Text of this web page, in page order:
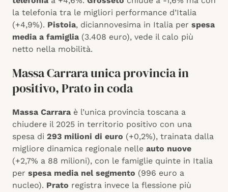
la telefonia tra le migliori performance d’Italia
(+4,9%). Pistoia, diciannovesima in Italia per spesa
media a famiglia (3.408 euro), vede il calo più
netto nella mobilità.
Massa Carrara unica provincia in
positivo, Prato in coda
Massa Carrara è l’unica provincia toscana a
chiudere il 2025 in territorio positivo con una
spesa di 293 milioni di euro (+0,2%), trainata dalla
migliore dinamica regionale nelle auto nuove
(+2,7% a 88 milioni), con le famiglie quinte in Italia
per spesa media nel segmento (996 euro a
nucleo). Prato registra invece la flessione più